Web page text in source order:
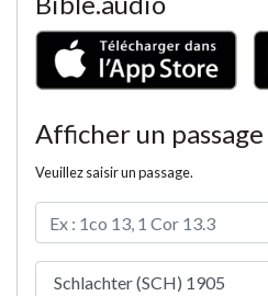
Afficher un passage
Veuillez saisir un passage.